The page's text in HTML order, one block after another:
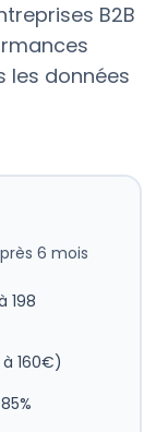
B2B
les données
6 mois
198
160€)